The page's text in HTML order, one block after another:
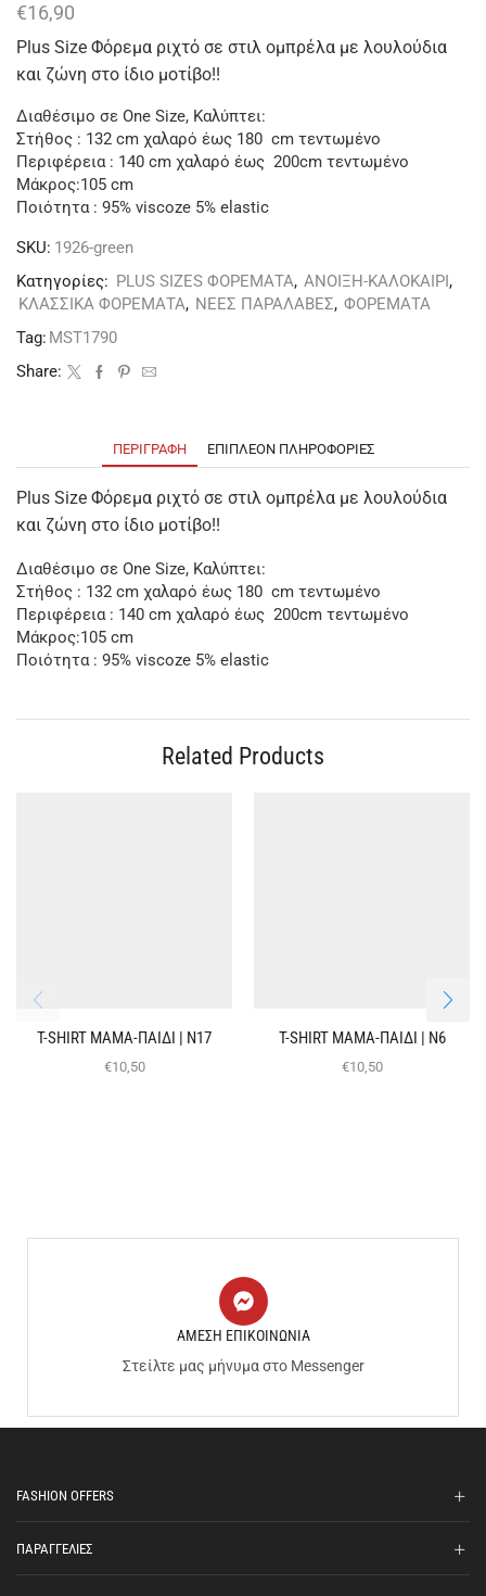
€16,90
Plus Size Φόρεμα ριχτό σε στιλ ομπρέλα με λουλούδια
και ζώνη στο ίδιο μοτίβο!!
Διαθέσιμο σε One Size, Καλύπτει:
Στήθος : 132 cm χαλαρό έως 180 cm τεντωμένο
Περιφέρεια : 140 cm χαλαρό έως 200cm τεντωμένο
Μάκρος:105 cm
Ποιότητα : 95% viscoze 5% elastic
SKU: 1926-green
Κατηγορίες: PLUS SIZES ΦΟΡΕΜΑΤΑ, ΑΝΟΙΞΗ-ΚΑΛΟΚΑΙΡΙ,
ΚΛΑΣΣΙΚΑ ΦΟΡΕΜΑΤΑ, ΝΕΕΣ ΠΑΡΑΛΑΒΕΣ, ΦΟΡΕΜΑΤΑ
Tag: MST1790
Share:
ΠΕΡΙΓΡΑΦΉ ΕΠΙΠΛΈΟΝ ΠΛΗΡΟΦΟΡΊΕΣ
Plus Size Φόρεμα ριχτό σε στιλ ομπρέλα με λουλούδια
και ζώνη στο ίδιο μοτίβο!!
Διαθέσιμο σε One Size, Καλύπτει:
Στήθος : 132 cm χαλαρό έως 180 cm τεντωμένο
Περιφέρεια : 140 cm χαλαρό έως 200cm τεντωμένο
Μάκρος:105 cm
Ποιότητα : 95% viscoze 5% elastic
Related Products
T-SHIRT ΜΑΜΑ-ΠΑΙΔΙ | Ν17
€10,50
T-SHIRT ΜΑΜΑ-ΠΑΙΔΙ | Ν6
€10,50
ΑΜΕΣΗ ΕΠΙΚΟΙΝΩΝΙΑ
Στείλτε μας μήνυμα στο Messenger
FASHION OFFERS
ΠΑΡΑΓΓΕΛΙΕΣ